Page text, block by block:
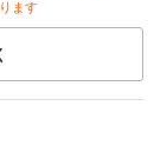
ます